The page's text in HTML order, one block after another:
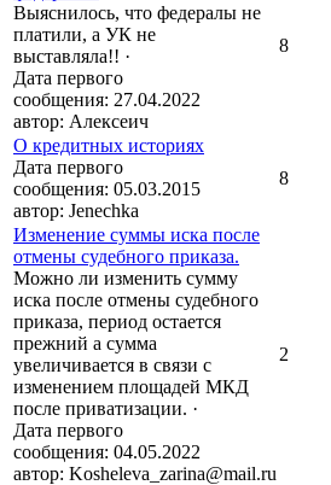
Выяснилось, что федералы не
платили, а УК не
выставляла!! ·
Дата первого
сообщения: 27.04.2022
автор: Алексеич
8
О кредитных историях
Дата первого
сообщения: 05.03.2015
автор: Jenechka
8
Изменение суммы иска после
отмены судебного приказа.
Можно ли изменить сумму
иска после отмены судебного
приказа, период остается
прежний а сумма
увеличивается в связи с
изменением площадей МКД
после приватизации. ·
Дата первого
сообщения: 04.05.2022
автор: Kosheleva_zarina@mail.ru
2